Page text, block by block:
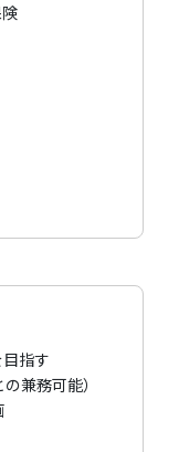
指す
兼務可能）